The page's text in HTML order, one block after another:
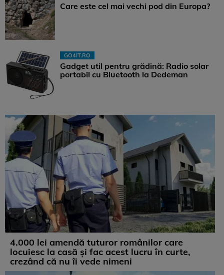
Care este cel mai vechi pod din Europa?
GO4IT.RO
Gadget util pentru grădină: Radio solar
portabil cu Bluetooth la Dedeman
4.000 lei amendă tuturor românilor care
locuiesc la casă și fac acest lucru în curte,
crezând că nu îi vede nimeni